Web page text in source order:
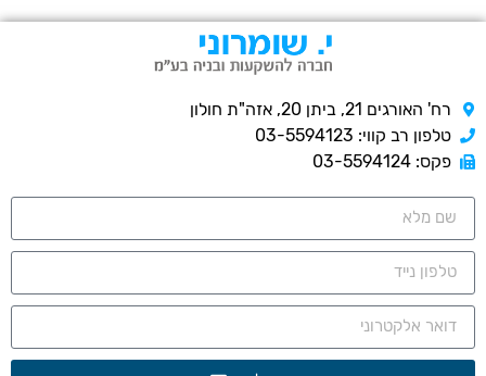
רח' האורגים 21, ביתן 20, אזה"ת חולון
טלפון רב קווי: 03-5594123
פקס: 03-5594124